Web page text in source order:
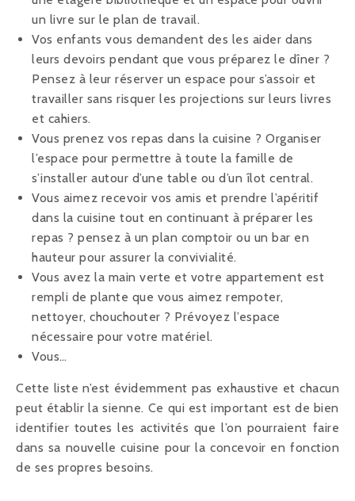
un livre sur le plan de travail.
Vos enfants vous demandent des les aider dans
leurs devoirs pendant que vous préparez le dîner ?
Pensez à leur réserver un espace pour s’assoir et
travailler sans risquer les projections sur leurs livres
et cahiers.
Vous prenez vos repas dans la cuisine ? Organiser
l’espace pour permettre à toute la famille de
s’installer autour d’une table ou d’un îlot central.
Vous aimez recevoir vos amis et prendre l’apéritif
dans la cuisine tout en continuant à préparer les
repas ? pensez à un plan comptoir ou un bar en
hauteur pour assurer la convivialité.
Vous avez la main verte et votre appartement est
rempli de plante que vous aimez rempoter,
nettoyer, chouchouter ? Prévoyez l’espace
nécessaire pour votre matériel.
Vous…
Cette liste n’est évidemment pas exhaustive et chacun
peut établir la sienne. Ce qui est important est de bien
identifier toutes les activités que l’on pourraient faire
dans sa nouvelle cuisine pour la concevoir en fonction
de ses propres besoins.